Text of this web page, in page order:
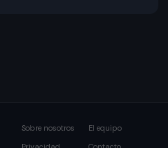
Sobre nosotros
El equipo